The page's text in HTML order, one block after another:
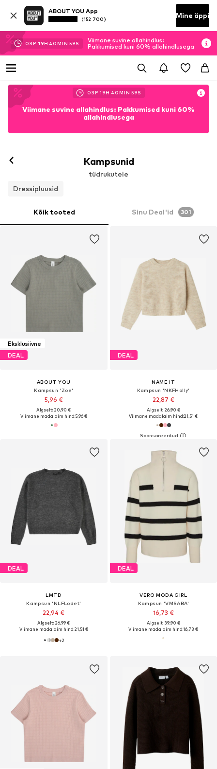
ABOUT YOU App
(152 700) Mine äppi
03P 19H 40MIN 57S
Viimane suvine allahindlus:
Pakkumised kuni 60% allahindlusega
03P 19H 40MIN 57S
Viimane suvine allahindlus: Pakkumised kuni 60%
allahindlusega
Kampsunid
tüdrukutele
Dressipluusid
Kõik tooted Sinu Deal'id 301
Eksklusiivne
DEAL
ABOUT YOU
Kampsun 'Zoe'
5,96 €
Algselt: 20,90 €
Viimane madalaim hind:5,96 €
DEAL
NAME IT
Kampsun 'NKFHolly'
22,87 €
Algselt: 26,90 €
Viimane madalaim hind:21,51 €
DEAL
LMTD
Kampsun 'NLFLodet'
22,94 €
Algselt: 26,99 €
Viimane madalaim hind:21,51 €
+2
DEAL
VERO MODA GIRL
Kampsun 'VMSABA'
16,73 €
Algselt: 39,90 €
Viimane madalaim hind:16,73 €